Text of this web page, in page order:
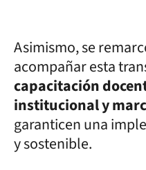
Asimismo, se
acompañar esta
capacitación
institucional y
garanticen una
y sostenible.